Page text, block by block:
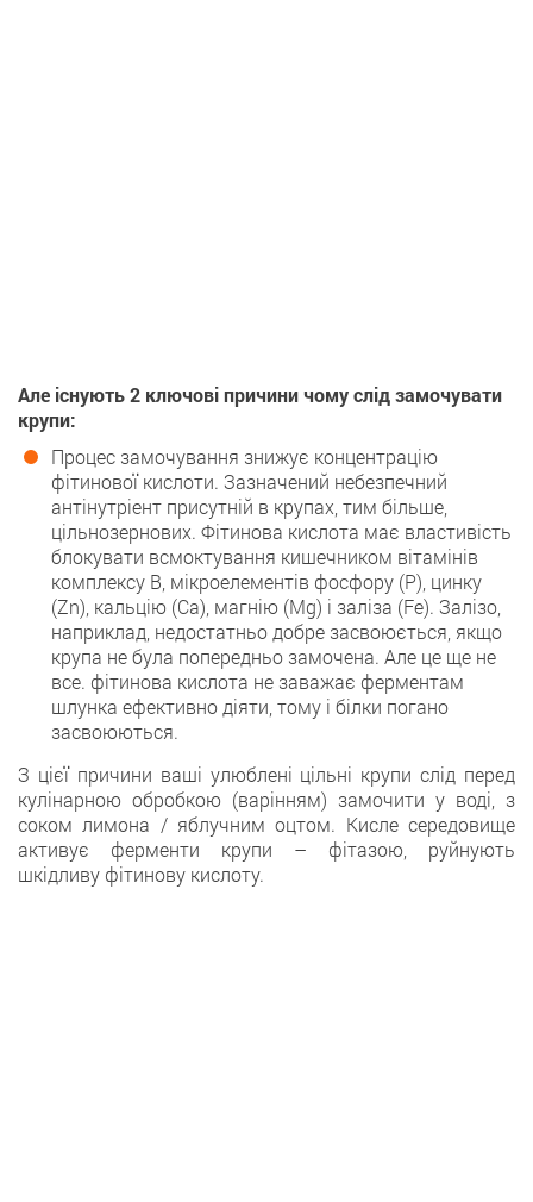
Але існують 2 ключові причини чому слід замочувати
крупи:
Процес замочування знижує концентрацію
фітинової кислоти. Зазначений небезпечний
антінутріент присутній в крупах, тим більше,
цільнозернових. Фітинова кислота має властивість
блокувати всмоктування кишечником вітамінів
комплексу В, мікроелементів фосфору (Р), цинку
(Zn), кальцію (Ca), магнію (Mg) і заліза (Fe). Залізо,
наприклад, недостатньо добре засвоюється, якщо
крупа не була попередньо замочена. Але це ще не
все. фітинова кислота не заважає ферментам
шлунка ефективно діяти, тому і білки погано
засвоюються.
З цієї причини ваші улюблені цільні крупи слід перед
кулінарною обробкою (варінням) замочити у воді, з
соком лимона / яблучним оцтом. Кисле середовище
активує ферменти крупи – фітазою, руйнують
шкідливу фітинову кислоту.